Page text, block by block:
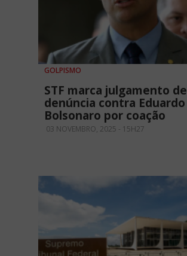
GOLPISMO
STF marca julgamento de
denúncia contra Eduardo
Bolsonaro por coação
03 NOVEMBRO, 2025 - 15H27